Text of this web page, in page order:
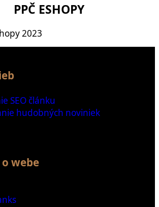
PPČ ESHOPY
SEO článku
hudobných noviniek
webe